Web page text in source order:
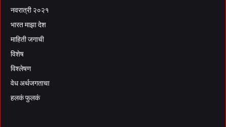
नवरात्री २०२१
भारत माझा देश
माहिती जगाची
विशेष
विश्लेषण
वेध अर्थजगताचा
हलकं फुलकं